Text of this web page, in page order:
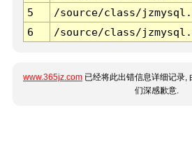
5
/source/class/
6
/source/class/
www.365jz.com 已经将此出错信息详细记录,
们深感歉意.